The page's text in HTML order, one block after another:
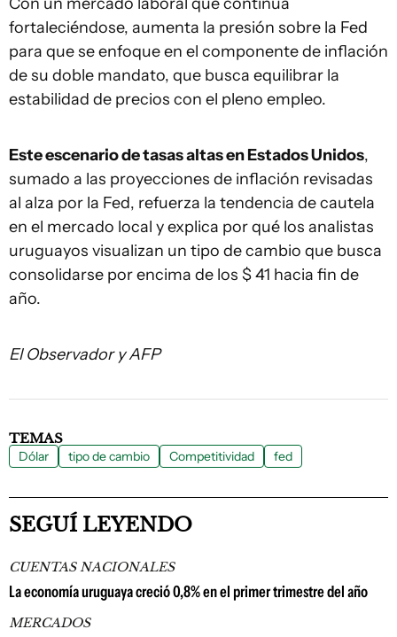
fortaleciéndose, aumenta la presión sobre la Fed
para que se enfoque en el componente de inflación
de su doble mandato, que busca equilibrar la
estabilidad de precios con el pleno empleo.
Este escenario de tasas altas en Estados Unidos,
sumado a las proyecciones de inflación revisadas
al alza por la Fed, refuerza la tendencia de cautela
en el mercado local y explica por qué los analistas
uruguayos visualizan un tipo de cambio que busca
consolidarse por encima de los $ 41 hacia fin de
año.
El Observador y AFP
TEMAS
Dólar tipo de cambio Competitividad fed
SEGUÍ LEYENDO
CUENTAS NACIONALES
La economía uruguaya creció 0,8% en el primer trimestre del año
MERCADOS